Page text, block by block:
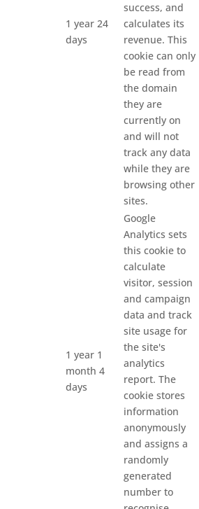
1 year 24
days
success, and
calculates its
revenue. This
cookie can only
be read from
the domain
they are
currently on
and will not
track any data
while they are
browsing other
sites.
1 year 1
month 4
days
Google
Analytics sets
this cookie to
calculate
visitor, session
and campaign
data and track
site usage for
the site's
analytics
report. The
cookie stores
information
anonymously
and assigns a
randomly
generated
number to